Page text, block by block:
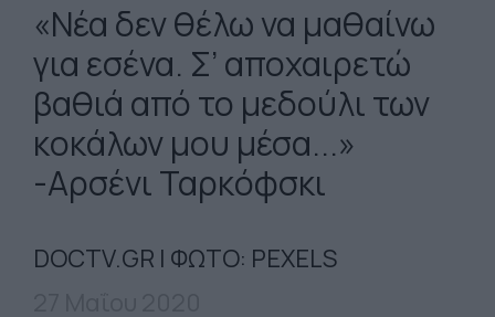
«Νέα δεν θέλω να μαθαίνω
για εσένα. Σ’ αποχαιρετώ
βαθιά από το μεδούλι των
κοκάλων μου μέσα...»
-Αρσένι Ταρκόφσκι
DOCTV.GR | ΦΩΤΟ: PEXELS